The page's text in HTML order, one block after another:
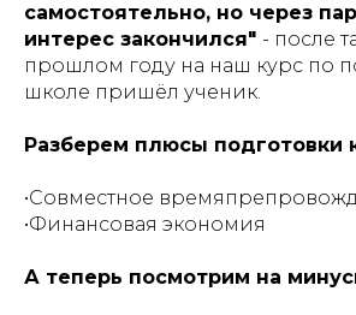
самостоятельно, но через
интерес закончился" - после
прошлом году на наш курс по
школе пришёл ученик.
Разберем плюсы подготовки
•Совместное
•Финансовая экономия
А теперь посмотрим на